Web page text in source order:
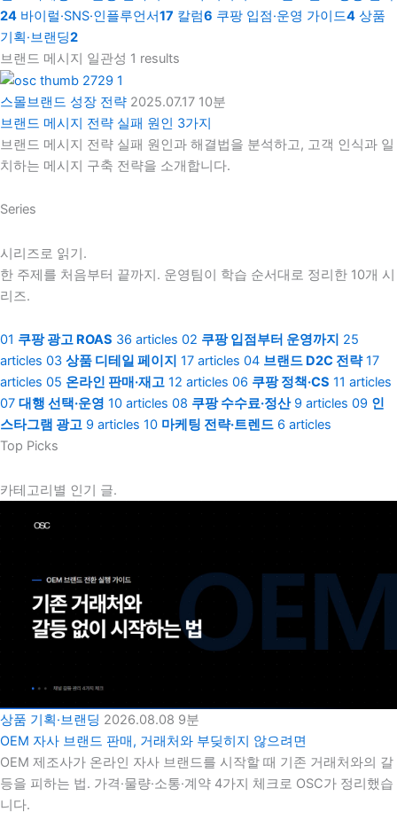
24 바이럴·SNS·인플루언서17 칼럼6 쿠팡 입점·운영 가이드4 상품
기획·브랜딩2
브랜드 메시지 일관성 1 results
스몰브랜드 성장 전략 2025.07.17 10분
브랜드 메시지 전략 실패 원인 3가지
브랜드 메시지 전략 실패 원인과 해결법을 분석하고, 고객 인식과 일
치하는 메시지 구축 전략을 소개합니다.
Series
시리즈로 읽기.
한 주제를 처음부터 끝까지. 운영팀이 학습 순서대로 정리한 10개 시
리즈.
01 쿠팡 광고 ROAS 36 articles 02 쿠팡 입점부터 운영까지 25
articles 03 상품 디테일 페이지 17 articles 04 브랜드 D2C 전략 17
articles 05 온라인 판매·재고 12 articles 06 쿠팡 정책·CS 11 articles
07 대행 선택·운영 10 articles 08 쿠팡 수수료·정산 9 articles 09 인
스타그램 광고 9 articles 10 마케팅 전략·트렌드 6 articles
Top Picks
카테고리별 인기 글.
상품 기획·브랜딩 2026.08.08 9분
OEM 자사 브랜드 판매, 거래처와 부딪히지 않으려면
OEM 제조사가 온라인 자사 브랜드를 시작할 때 기존 거래처와의 갈
등을 피하는 법. 가격·물량·소통·계약 4가지 체크로 OSC가 정리했습
니다.